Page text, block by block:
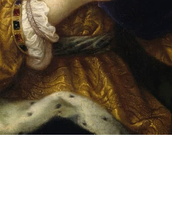
LIBRE JOURNAL « PROPOS D’ATELIER » DU 28
TRADUCTION DE LA BIBLE D’APRÈS L’HÉBREU ;
LEJEUNE PHILIPPE20 JUIN 2023